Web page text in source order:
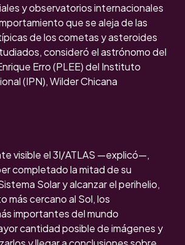
y observatorios internacionales
que se aleja de las
de los cometas y asteroides
consideró el astrónomo del
Erro (PLEE) del Instituto
(IPN), Wilder Chicana
visible el 3I/ATLAS —explicó—,
completado la mitad de su
Solar y alcanzar el perihelio,
más cercano al Sol, los
importantes del mundo
cantidad posible de imágenes y